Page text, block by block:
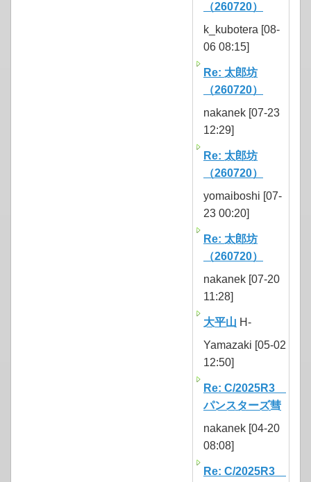
（260720）
k_kubotera [08-
06 08:15]
Re: 太郎坊
（260720）
nakanek [07-23
12:29]
Re: 太郎坊
（260720）
yomaiboshi [07-
23 00:20]
Re: 太郎坊
（260720）
nakanek [07-20
11:28]
大平山 H-
Yamazaki [05-02
12:50]
Re: C/2025R3
パンスターズ彗
nakanek [04-20
08:08]
Re: C/2025R3